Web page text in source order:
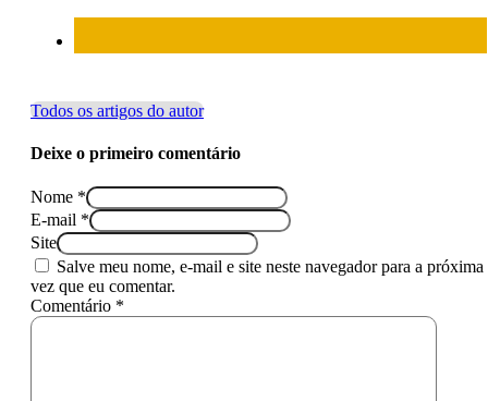
Todos os artigos do autor
Deixe o primeiro comentário
Nome *
E-mail *
Site
Salve meu nome, e-mail e site neste navegador para a próxima
vez que eu comentar.
Comentário *